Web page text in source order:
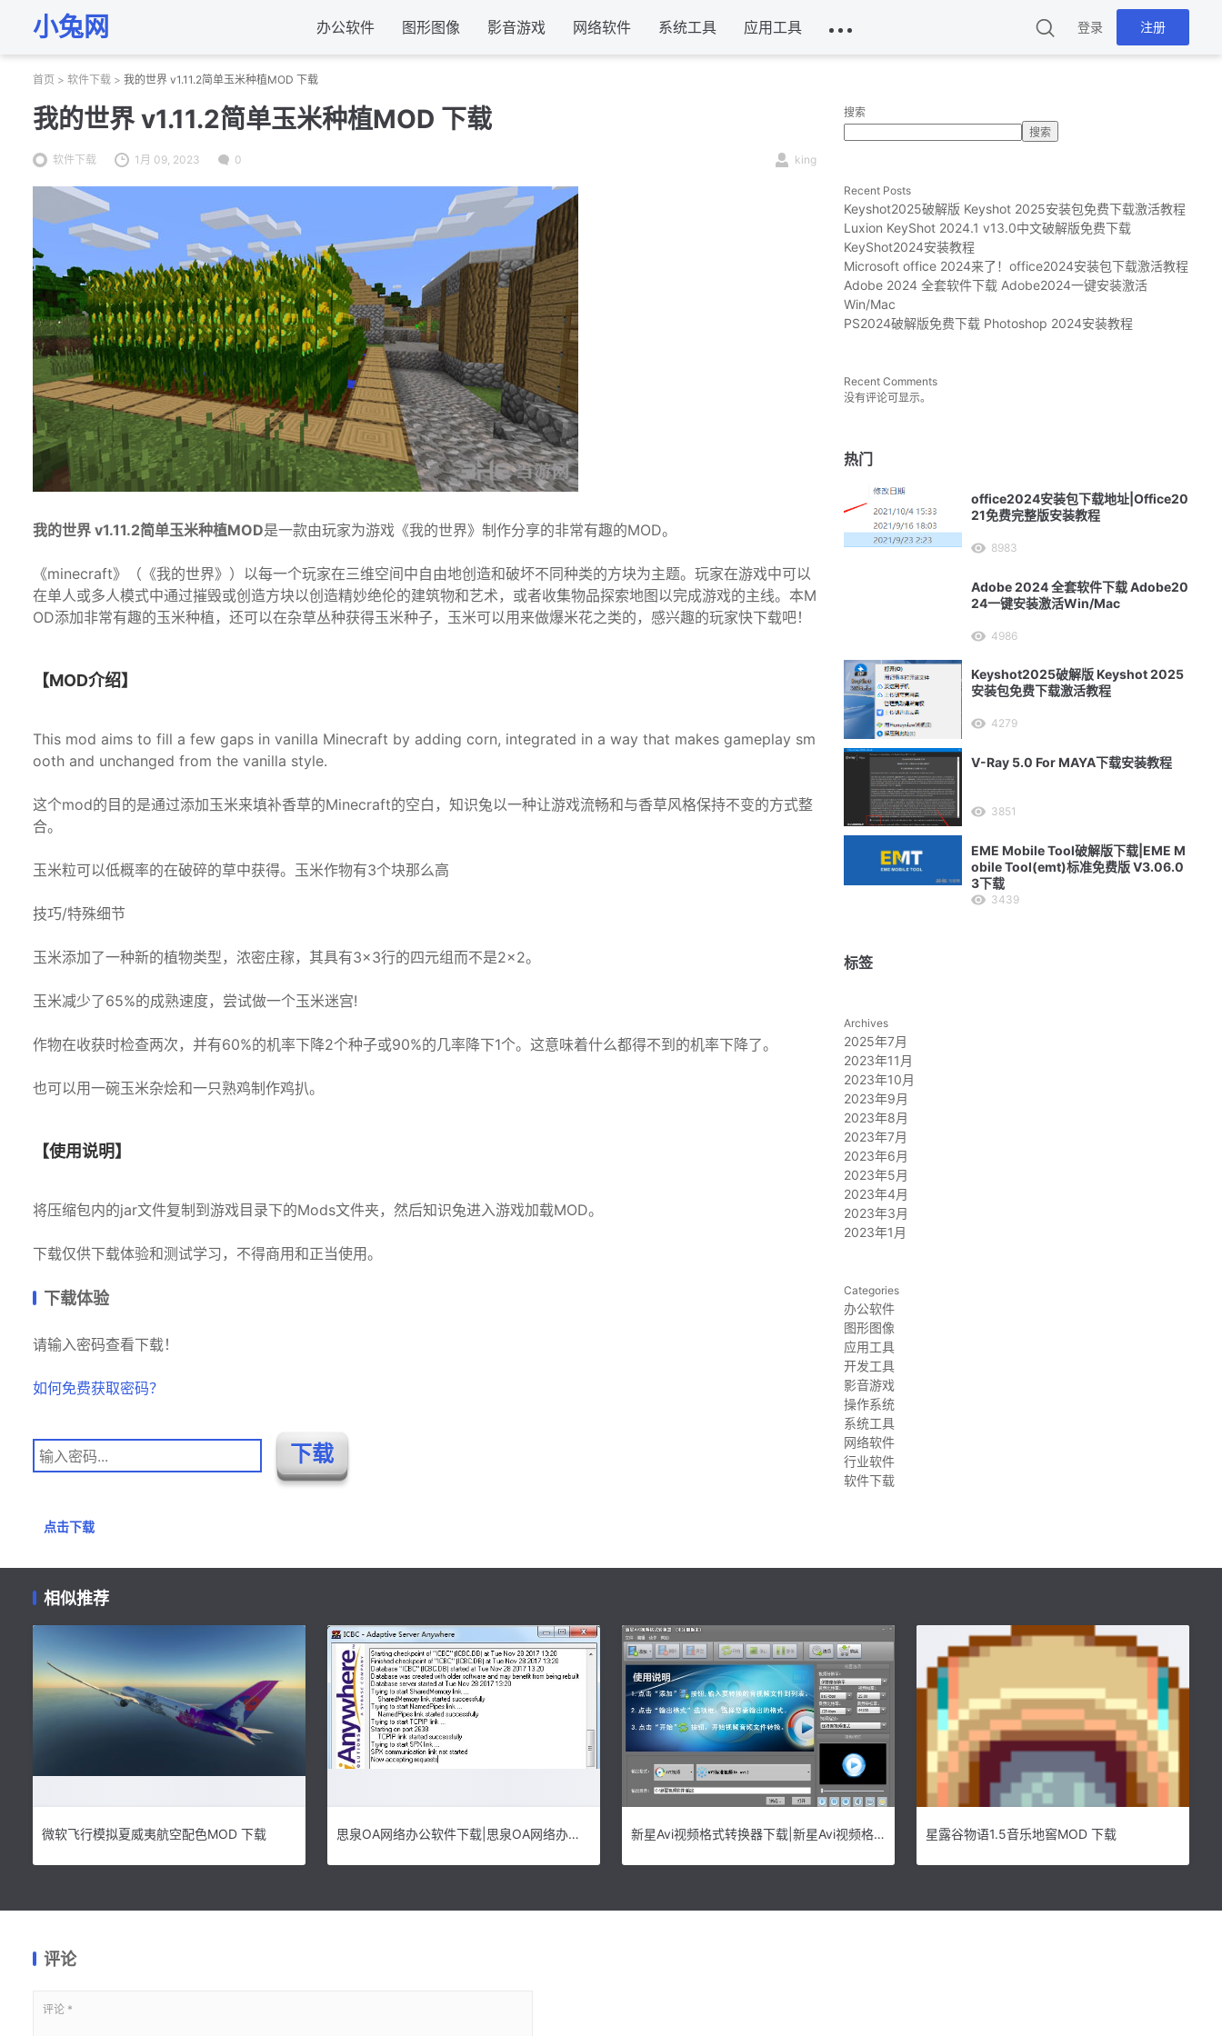
小兔网 办公软件 图形图像 影音游戏 网络软件 系统工具 应用工具 登录 注册
首页 > 软件下载 > 我的世界 v1.11.2简单玉米种植MOD 下载
我的世界 v1.11.2简单玉米种植MOD 下载
软件下载 1月 09, 2023 0 king
我的世界 v1.11.2简单玉米种植MOD是一款由玩家为游戏《我的世界》制作分享的非常有趣的MOD。
《minecraft》（《我的世界》）以每一个玩家在三维空间中自由地创造和破坏不同种类的方块为主题。玩家在游戏中可以
在单人或多人模式中通过摧毁或创造方块以创造精妙绝伦的建筑物和艺术，或者收集物品探索地图以完成游戏的主线。本M
OD添加非常有趣的玉米种植，还可以在杂草丛种获得玉米种子，玉米可以用来做爆米花之类的，感兴趣的玩家快下载吧！
【MOD介绍】
This mod aims to fill a few gaps in vanilla Minecraft by adding corn, integrated in a way that makes gameplay sm
ooth and unchanged from the vanilla style.
这个mod的目的是通过添加玉米来填补香草的Minecraft的空白，知识兔以一种让游戏流畅和与香草风格保持不变的方式整
合。
玉米粒可以低概率的在破碎的草中获得。玉米作物有3个块那么高
技巧/特殊细节
玉米添加了一种新的植物类型，浓密庄稼，其具有3×3行的四元组而不是2×2。
玉米减少了65%的成熟速度，尝试做一个玉米迷宫!
作物在收获时检查两次，并有60%的机率下降2个种子或90%的几率降下1个。这意味着什么都得不到的机率下降了。
也可以用一碗玉米杂烩和一只熟鸡制作鸡扒。
【使用说明】
将压缩包内的jar文件复制到游戏目录下的Mods文件夹，然后知识兔进入游戏加载MOD。
下载仅供下载体验和测试学习，不得商用和正当使用。
下载体验
请输入密码查看下载！
如何免费获取密码？
点击下载
搜索
搜索
Recent Posts
Keyshot2025破解版 Keyshot 2025安装包免费下载激活教程
Luxion KeyShot 2024.1 v13.0中文破解版免费下载
KeyShot2024安装教程
Microsoft office 2024来了！office2024安装包下载激活教程
Adobe 2024 全套软件下载 Adobe2024一键安装激活
Win/Mac
PS2024破解版免费下载 Photoshop 2024安装教程
Recent Comments
没有评论可显示。
热门
office2024安装包下载地址|Office20
21免费完整版安装教程
8983
Adobe 2024 全套软件下载 Adobe20
24一键安装激活Win/Mac
4986
Keyshot2025破解版 Keyshot 2025
安装包免费下载激活教程
4279
V-Ray 5.0 For MAYA下载安装教程
3851
EME Mobile Tool破解版下载|EME M
obile Tool(emt)标准免费版 V3.06.0
3下载
3439
标签
Archives
2025年7月
2023年11月
2023年10月
2023年9月
2023年8月
2023年7月
2023年6月
2023年5月
2023年4月
2023年3月
2023年1月
Categories
办公软件
图形图像
应用工具
开发工具
影音游戏
操作系统
系统工具
网络软件
行业软件
软件下载
相似推荐
微软飞行模拟夏威夷航空配色MOD 下载 思泉OA网络办公软件下载|思泉OA网络办公系统 免费版V2.8下载 新星Avi视频格式转换器下载|新星Avi视频格式转换器 官方版v10.5.5.0下载 星露谷物语1.5音乐地窖MOD 下载
评论